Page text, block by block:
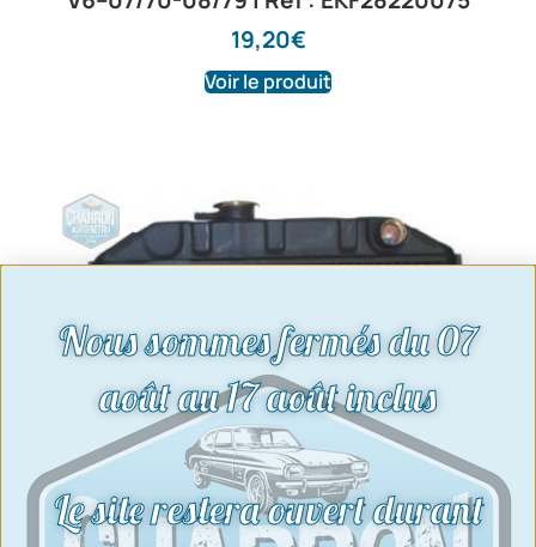
19,20€
Voir le produit
Nous sommes fermés du 07
août au 17 août inclus
Le site restera ouvert durant